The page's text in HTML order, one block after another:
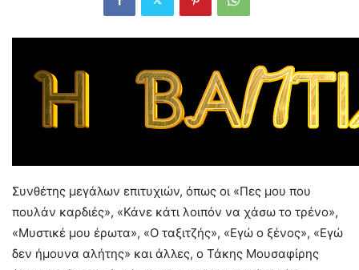
Συνθέτης μεγάλων επιτυχιών, όπως οι «Πες μου που
πουλάν καρδιές», «Κάνε κάτι λοιπόν να χάσω το τρένο»,
«Μυστικέ μου έρωτα», «Ο ταξιτζής», «Εγώ ο ξένος», «Εγώ
δεν ήμουνα αλήτης» και άλλες, ο Τάκης Μουσαφίρης